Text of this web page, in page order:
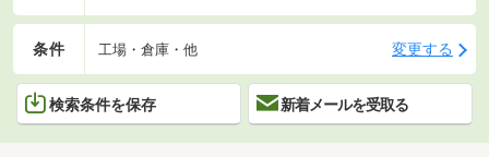
条件 工場・倉庫・他 変更する
検索条件を保存 新着メールを受取る